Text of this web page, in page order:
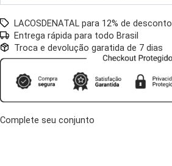
LACOSDENATAL para 12% de desconto
Entrega rápida para todo Brasil
Troca e devolução garatida de 7 dias
Complete seu conjunto